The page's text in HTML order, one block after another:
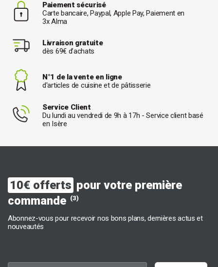
Paiement sécurisé
Carte bancaire, Paypal, Apple Pay, Paiement en
3x Alma
Livraison gratuite
dès 69€ d’achats
N°1 de la vente en ligne
d'articles de cuisine et de pâtisserie
Service Client
Du lundi au vendredi de 9h à 17h - Service client basé
en Isère
10€ offerts pour votre première
commande (3)
Abonnez-vous pour recevoir nos bons plans, dernières actus et
nouveautés